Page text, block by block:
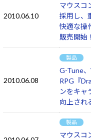
2010.06.10
マウスコ
採用し、
快適な操
販売開始
2010.06.08
製品
G-Tune
RPG『
ンをキャ
向上され
製品
マウスコ